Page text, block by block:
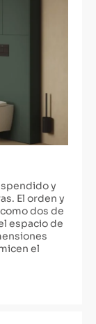
y
El orden y
dos de
espacio de
el